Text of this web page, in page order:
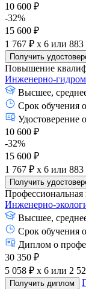
10 600 ₽
-32%
15 600 ₽
1 767 ₽ x 6 или 883
Получить
Повышение
Инженерно-
Высшее,
Срок обучения
10 600 ₽
-32%
15 600 ₽
1 767 ₽ x 6 или 883
Получить
Профессиональная
Инженерно-
Высшее,
Срок обучения
Диплом о
30 350 ₽
5 058 ₽ x 6 или 2
Получить диплом